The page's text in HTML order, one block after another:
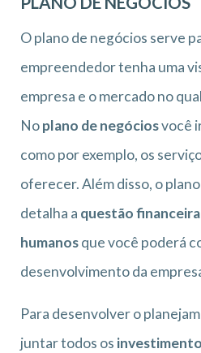
O plano de negócios serve
empreendedor tenha uma
empresa e o mercado no
Noplano de negóciosvocê
como por exemplo, os
oferecer. Além disso, o
detalha a questão financeira
humanosque você poderá
desenvolvimento da
Para desenvolver o
juntar todos os